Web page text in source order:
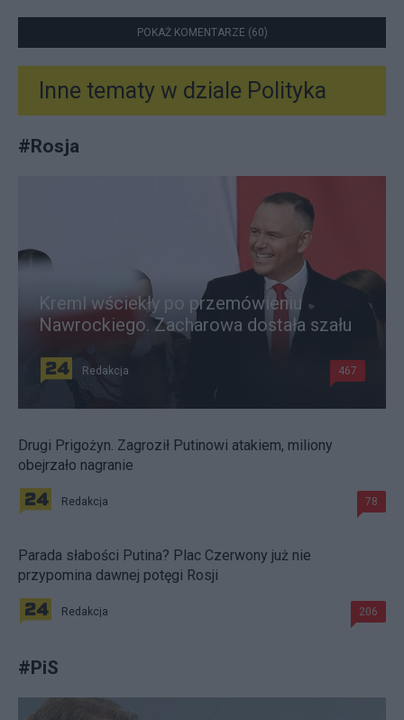
POKAŻ KOMENTARZE (60)
Inne tematy w dziale Polityka
#Rosja
Kreml wściekły po przemówieniu
Nawrockiego. Zacharowa dostała szału
Redakcja 467
Drugi Prigożyn. Zagroził Putinowi atakiem, miliony
obejrzało nagranie
Redakcja 78
Parada słabości Putina? Plac Czerwony już nie
przypomina dawnej potęgi Rosji
Redakcja 206
#PiS